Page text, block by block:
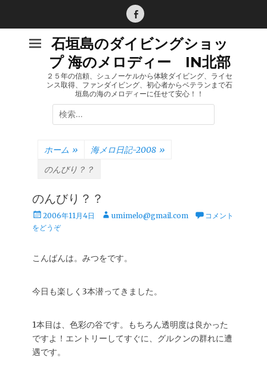
Facebook
石垣島のダイビングショッ
プ 海のメロディー IN北部
２５年の信頼、シュノーケルから体験ダイビング、ライセ
ンス取得、ファンダイビング、初心者からベテランまで石
垣島の海のメロディーに任せて安心！！
検
索:
ホーム » 海メロ日記-2008 »
のんびり？？
のんびり？？
投
稿
2006年11月4日
投 umimelo@gmail.com
コメント
をどうぞ
こんばんは。みつをです。
今日も楽しく3本潜ってきました。
1本目は、色彩の谷です。もちろん透明度は良かった
ですよ！エントリーしてすぐに、グルクンの群れに遭
遇です。